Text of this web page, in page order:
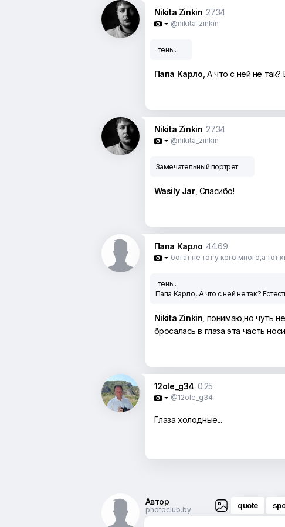
Nikita Zinkin 27.34
 @nikita_zinkin
тень...
Папа Карло , А что с ней не
Nikita Zinkin 27.34
 @nikita_zinkin
Замечательный портрет.
Wasily Jar, Спасибо!
Папа Карло 44.69
 богат не тот у кого много,а тот
тень...
Папа Карло, А что с ней не так?
Nikita Zinkin , понимаю,но чуть
бросалась в глаза эта часть
12ole_g34 0.25
 @12ole_g34
Глаза холодные...
Автор
photoclub.by quote